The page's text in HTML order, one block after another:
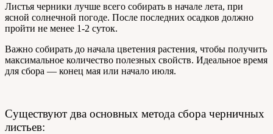
Листья черники лучше всего собирать в начале лета, при
ясной солнечной погоде. После последних осадков должно
пройти не менее 1-2 суток.
Важно собирать до начала цветения растения, чтобы получить
максимальное количество полезных свойств. Идеальное время
для сбора — конец мая или начало июля.
Существуют два основных метода сбора черничных
листьев: